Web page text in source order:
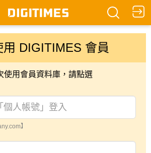
用 DIGITIMES 會員
用會員資料庫，請點選
】